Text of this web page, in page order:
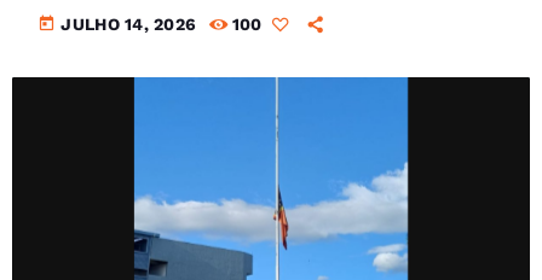
today JULHO 14, 2026 100